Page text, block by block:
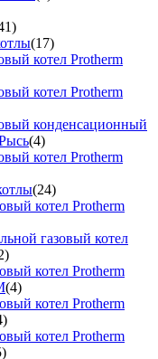
(17)
котел Protherm
котел Protherm
конденсационный
(4)
котел Protherm
(24)
котел Protherm
газовый котел
котел Protherm
(4)
котел Protherm
котел Protherm